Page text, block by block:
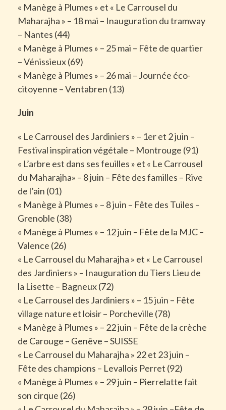
« Manège à Plumes » et « Le Carrousel du
Maharajha » – 18 mai – Inauguration du tramway
– Nantes (44)
« Manège à Plumes » – 25 mai – Fête de quartier
– Vénissieux (69)
« Manège à Plumes » – 26 mai – Journée éco-
citoyenne – Ventabren (13)
Juin
« Le Carrousel des Jardiniers » – 1er et 2 juin –
Festival inspiration végétale – Montrouge (91)
« L’arbre est dans ses feuilles » et « Le Carrousel
du Maharajha» – 8 juin – Fête des familles – Rive
de l’ain (01)
« Manège à Plumes » – 8 juin – Fête des Tuiles –
Grenoble (38)
« Manège à Plumes » – 12 juin – Fête de la MJC –
Valence (26)
« Le Carrousel du Maharajha » et « Le Carrousel
des Jardiniers » – Inauguration du Tiers Lieu de
la Lisette – Bagneux (72)
« Le Carrousel des Jardiniers » – 15 juin – Fête
village nature et loisir – Porcheville (78)
« Manège à Plumes » – 22 juin – Fête de la crèche
de Carouge – Genêve – SUISSE
« Le Carrousel du Maharajha » 22 et 23 juin –
Fête des champions – Levallois Perret (92)
« Manège à Plumes » – 29 juin – Pierrelatte fait
son cirque (26)